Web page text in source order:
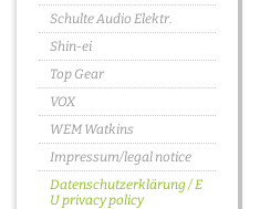
Schulte Audio Elektr.
Shin-ei
Top Gear
VOX
WEM Watkins
Impressum/legal notice
Datenschutzerklärung / E
U privacy policy